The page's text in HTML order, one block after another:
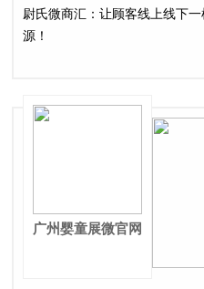
尉氏微商汇：让顾客线上线下
源！
广州婴童展微官网